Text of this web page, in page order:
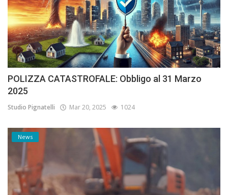
POLIZZA CATASTROFALE: Obbligo al 31 Marzo
2025
Studio Pignatelli Mar 20, 2025 1024
News